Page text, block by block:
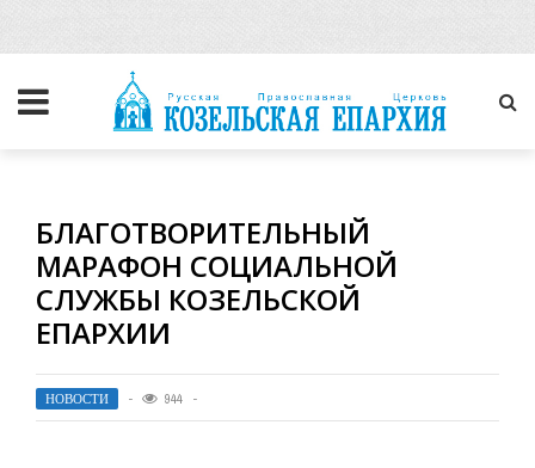
БЛАГОТВОРИТЕЛЬНЫЙ
МАРАФОН СОЦИАЛЬНОЙ
СЛУЖБЫ КОЗЕЛЬСКОЙ
ЕПАРХИИ
НОВОСТИ 944